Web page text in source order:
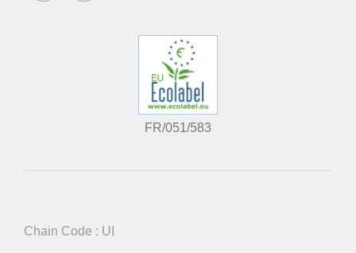
FR/051/583
Chain Code : UI